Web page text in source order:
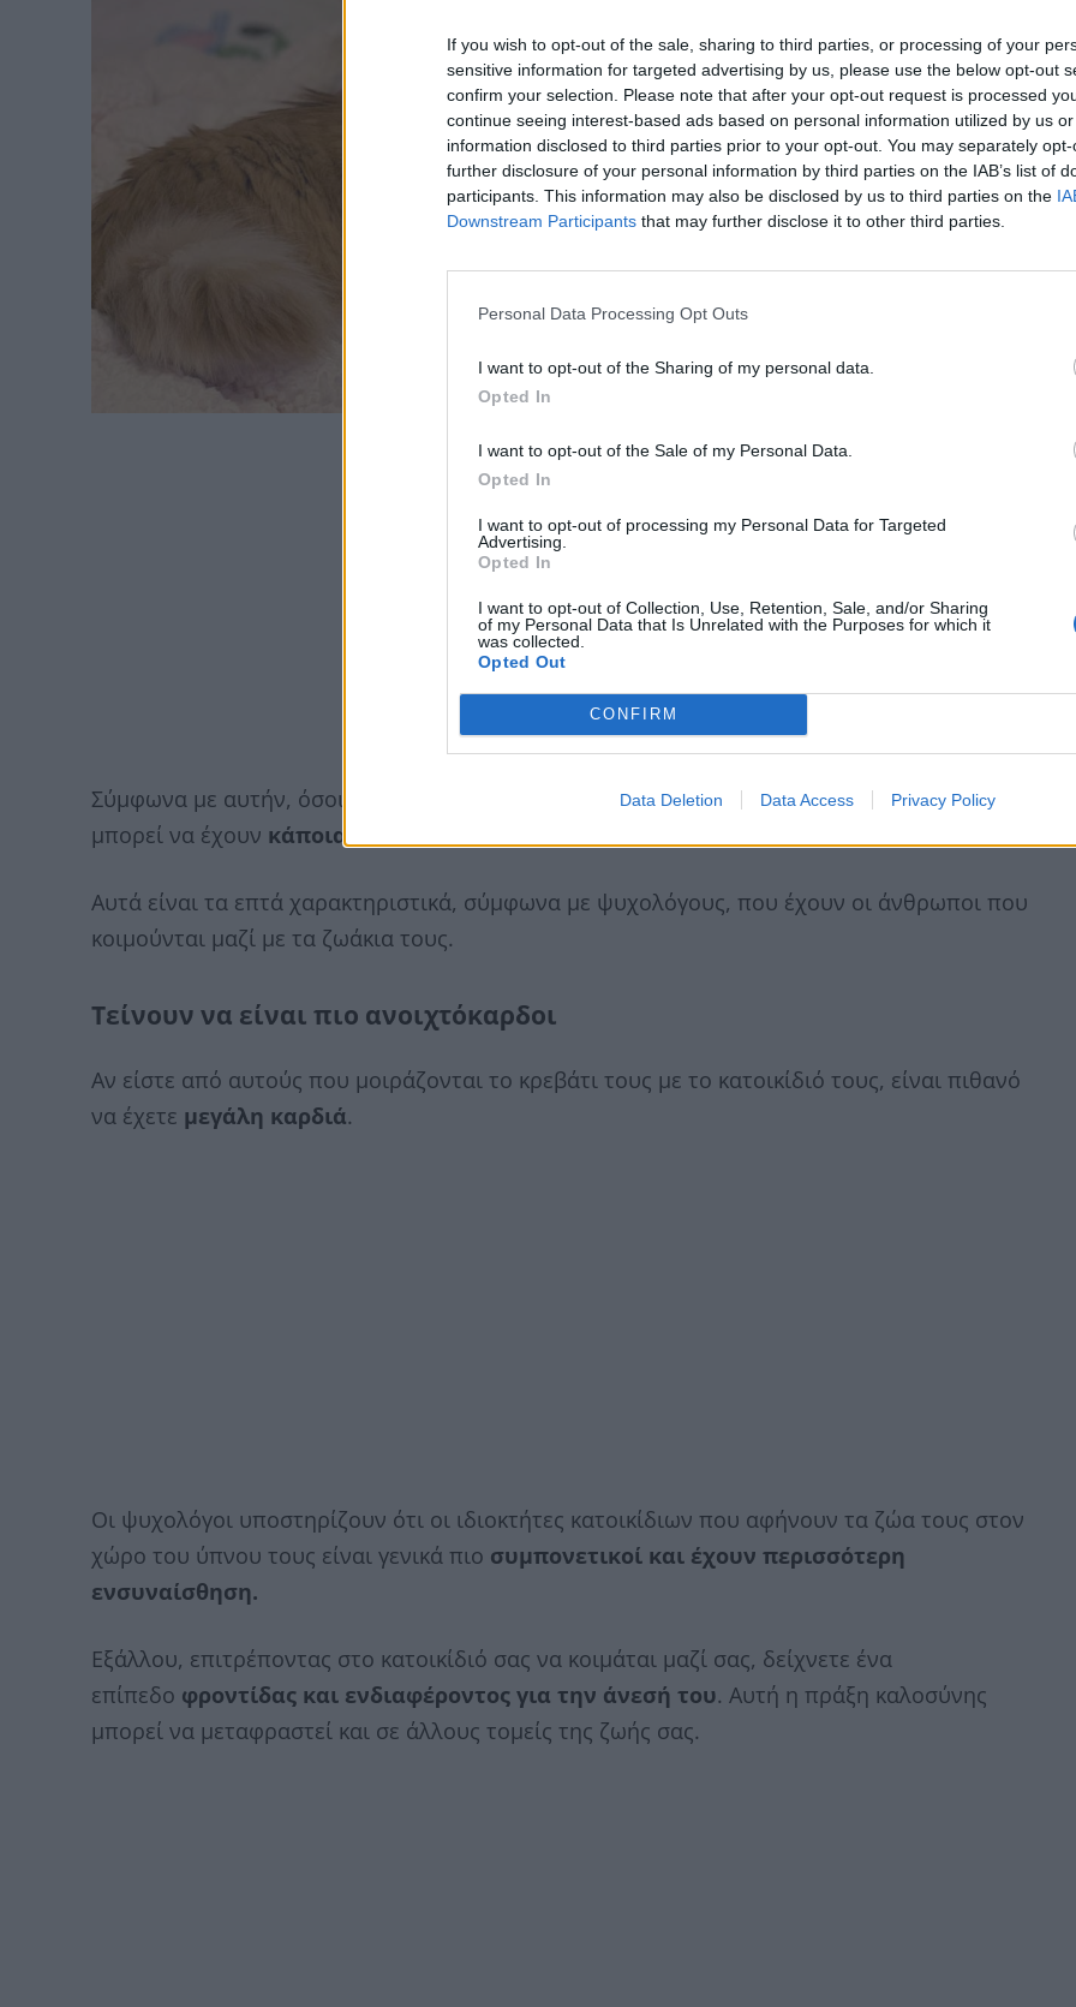
If you wish to opt-out of the sale, sharing to third parties, or processing of your
sensitive information for targeted advertising by us, please use the below opt-out
confirm your selection. Please note that after your opt-out request is processed
continue seeing interest-based ads based on personal information utilized by us
information disclosed to third parties prior to your opt-out. You may separately
further disclosure of your personal information by third parties on the IAB’s list of
participants. This information may also be disclosed by us to third parties on the
Downstream Participants that may further disclose it to other third parties.
Personal Data Processing Opt Outs
I want to opt-out of the Sharing of my personal data.
Opted In
I want to opt-out of the Sale of my Personal Data.
Opted In
I want to opt-out of processing my Personal Data for Targeted
Advertising.
Opted In
I want to opt-out of Collection, Use, Retention, Sale, and/or Sharing
of my Personal Data that Is Unrelated with the Purposes for which it
was collected.
Opted Out
CONFIRM
Data Deletion Data Access Privacy Policy
Σύμφωνα με αυτήν, όσοι μοιράζονται τον χώρο που κοιμούνται με τα κατοικίδιά τους
μπορεί να έχουν κάποια κοινά θετικά χαρακτηριστικά
Αυτά είναι τα επτά χαρακτηριστικά, σύμφωνα με ψυχολόγους, που έχουν οι άνθρωποι που
κοιμούνται μαζί με τα ζωάκια τους.
Τείνουν να είναι πιο ανοιχτόκαρδοι
Αν είστε από αυτούς που μοιράζονται το κρεβάτι τους με το κατοικίδιό τους, είναι πιθανό
να έχετε μεγάλη καρδιά.
Οι ψυχολόγοι υποστηρίζουν ότι οι ιδιοκτήτες κατοικίδιων που αφήνουν τα ζώα τους στον
χώρο του ύπνου τους είναι γενικά πιο συμπονετικοί και έχουν περισσότερη
ενσυναίσθηση.
Εξάλλου, επιτρέποντας στο κατοικίδιό σας να κοιμάται μαζί σας, δείχνετε ένα
επίπεδο φροντίδας και ενδιαφέροντος για την άνεσή του. Αυτή η πράξη καλοσύνης
μπορεί να μεταφραστεί και σε άλλους τομείς της ζωής σας.